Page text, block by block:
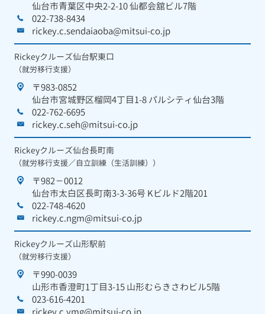
仙台市青葉区中央2-2-10 仙都会舘ビル7階
022-738-8434
rickey.c.sendaiaoba@mitsui-co.jp
Rickeyクルーズ仙台駅東口
（就労移行支援）
〒983-0852
仙台市宮城野区榴岡4丁目1-8 パルシティ仙台3階
022-762-6695
rickey.c.seh@mitsui-co.jp
Rickeyクルーズ仙台長町南
（就労移行支援／自立訓練（生活訓練））
〒982－0012
仙台市太白区長町南3-3-36号 Kビルド2階201
022-748-4620
rickey.c.ngm@mitsui-co.jp
Rickeyクルーズ山形駅前
（就労移行支援）
〒990-0039
山形市香澄町1丁目3-15 山形むらきさわビル5階
023-616-4201